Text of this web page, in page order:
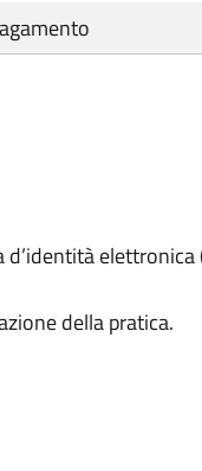
elettronica
della pratica.